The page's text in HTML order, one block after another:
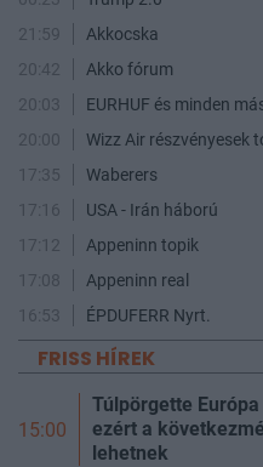
21:59
Akkocska
20:42
Akko fórum
20:03
EURHUF és minden
20:00
Wizz Air részvényesek
17:35
Waberers
17:16
USA - Irán háború
17:12
Appeninn topik
17:08
Appeninn real
16:53
ÉPDUFERR Nyrt.
FRISS HÍREK
15:00
Túlpörgette
ezért a
lehetnek